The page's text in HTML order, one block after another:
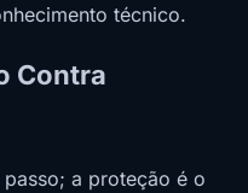
técnico.
Contra
a proteção é o